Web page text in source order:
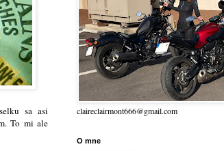
sa asi
To mi ale
claireclairmont666@gmail.com
O mne